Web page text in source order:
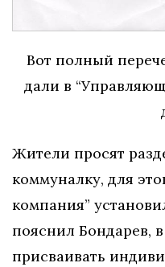
Вот полный
дали в
Жители просят
коммуналку, для
компания”
пояснил Бондарев,
присваивать